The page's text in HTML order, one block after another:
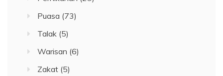
Puasa (73)
Talak (5)
Warisan (6)
Zakat (5)